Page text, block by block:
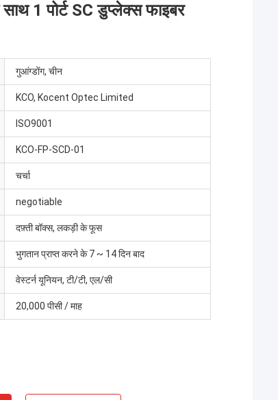
1 पोर्ट SC डुप्लेक्स फाइबर
गुआंग्डोंग, चीन
KCO, Kocent Optec Limited
ISO9001
KCO-FP-SCD-01
चर्चा
negotiable
दफ़्ती बॉक्स, लकड़ी के फूस
भुगतान प्राप्त करने के 7 ~ 14 दिन बाद
वेस्टर्न यूनियन, टी/टी, एल/सी
20,000 पीसी / माह